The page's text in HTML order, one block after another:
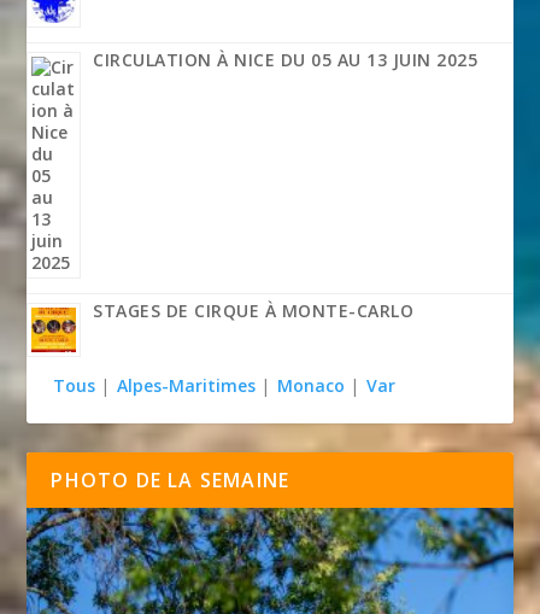
CIRCULATION À NICE DU 05 AU 13 JUIN 2025
STAGES DE CIRQUE À MONTE-CARLO
Tous | Alpes-Maritimes | Monaco | Var
PHOTO DE LA SEMAINE